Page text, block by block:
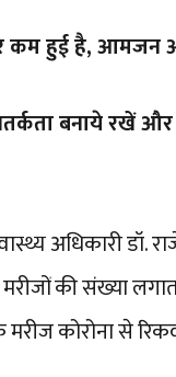
कम हुई है,
बनाये रखें और
अधिकारी डॉ.
की संख्या
कोरोना से